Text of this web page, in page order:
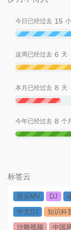
今日已经过去 15
这周已经过去 6 天
本月已经过去 8 天
今年已经过去 8 个
标签云
音乐MV DJ
中文DJ
知识科
沙雕视频
中国